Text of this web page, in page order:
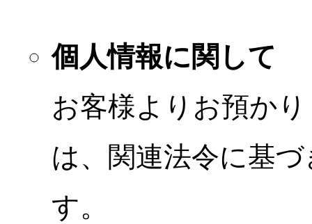
個人情報に関して
お客様よりお預か
は、関連法令に基
す。